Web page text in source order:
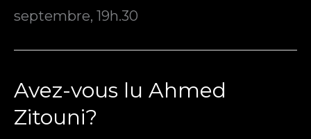
septembre, 19h.30
Avez-vous lu Ahmed
Zitouni?